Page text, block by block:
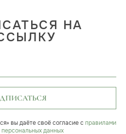
НА
вы даёте своё согласие с правилами
персональных данных